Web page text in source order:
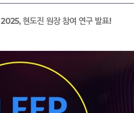
2025, 현도진 원장 참여 연구 발표!